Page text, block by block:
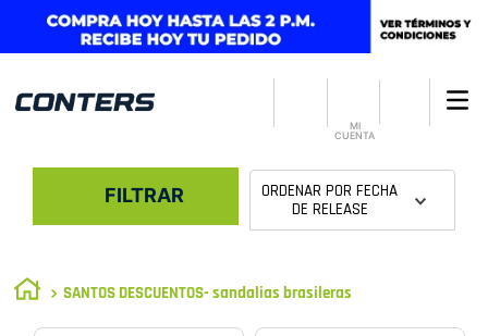
MI
CUENTA
FILTRAR ORDENAR POR FECHA
DE RELEASE
SANTOS DESCUENTOS- sandalias brasileras